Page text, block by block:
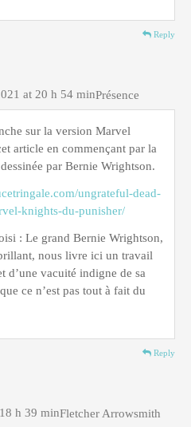
Reply
Présence
at 20 h 54 min
sur la version Marvel
article en commençant par la
par Bernie Wrightson.
ungrateful-dead-
knights-du-punisher/
: Le grand Bernie Wrightson,
nous livre ici un travail
d’une vacuité indigne de sa
ce n’est pas tout à fait du
Reply
Fletcher Arrowsmith
h 39 min